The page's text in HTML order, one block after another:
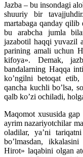
Jazba – bu insondagi
shuuriy bir
martabaga qanday qilib
bu arabcha jumla
jazabotil haqqi yuvazil
parining amali uchun
kifoya». Demak,
bandalarning Haqqa
ko’ngilni betoqat
qancha kuchli bo’lsa,
qalb ko’zi ochiladi,
Maqomot xususida gap
ayrim nazariyotchilar
oladilar, ya’ni
bo’lmasdan,
Hirot» laqabini olgan